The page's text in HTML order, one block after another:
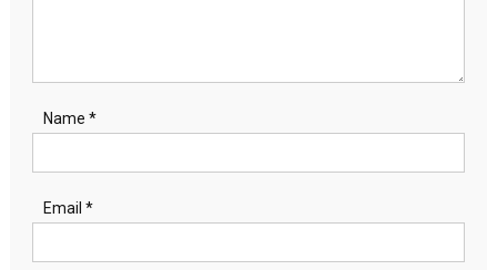
Name *
Email *